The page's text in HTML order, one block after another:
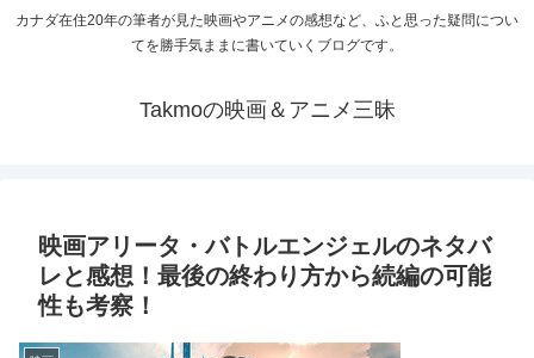
カナダ在住20年の筆者が見た映画やアニメの感想など、ふと思った疑問につい
てを勝手気ままに書いていくブログです。
Takmoの映画＆アニメ三昧
映画アリータ・バトルエンジェルのネタバ
レと感想！最後の終わり方から続編の可能
性も考察！